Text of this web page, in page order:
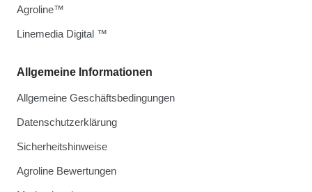
Allgemeine Informationen
Allgemeine Geschäftsbedingungen
Datenschutzerklärung
Sicherheitshinweise
Agroline Bewertungen
Agroline™
Linemedia Digital ™